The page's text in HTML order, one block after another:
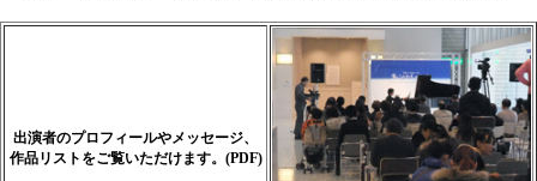
出演者のプロフィールやメッセージ、
作品リストをご覧いただけます。 (PDF)